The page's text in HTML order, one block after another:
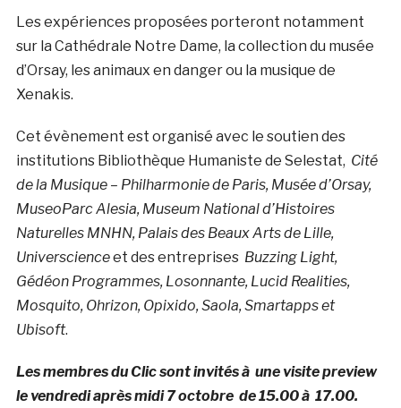
Les expériences proposées porteront notamment
sur la Cathédrale Notre Dame, la collection du musée
d’Orsay, les animaux en danger ou la musique de
Xenakis.
Cet évènement est organisé avec le soutien des
institutions Bibliothèque Humaniste de Selestat, Cité
de la Musique – Philharmonie de Paris, Musée d’Orsay,
MuseoParc Alesia, Museum National d’Histoires
Naturelles MNHN, Palais des Beaux Arts de Lille,
Universcienceet des entreprises Buzzing Light,
Gédéon Programmes, Losonnante, Lucid Realities,
Mosquito, Ohrizon, Opixido, Saola, Smartapps et
Ubisoft.
Les membres du Clic sont invités à une visite preview
le vendredi après midi 7 octobre de 15.00 à 17.00.